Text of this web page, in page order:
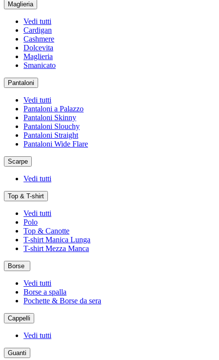
Maglieria
Vedi tutti
Cardigan
Cashmere
Dolcevita
Maglieria
Smanicato
Pantaloni
Vedi tutti
Pantaloni a Palazzo
Pantaloni Skinny
Pantaloni Slouchy
Pantaloni Straight
Pantaloni Wide Flare
Scarpe
Vedi tutti
Top & T-shirt
Vedi tutti
Polo
Top & Canotte
T-shirt Manica Lunga
T-shirt Mezza Manca
Borse
Vedi tutti
Borse a spalla
Pochette & Borse da sera
Cappelli
Vedi tutti
Guanti